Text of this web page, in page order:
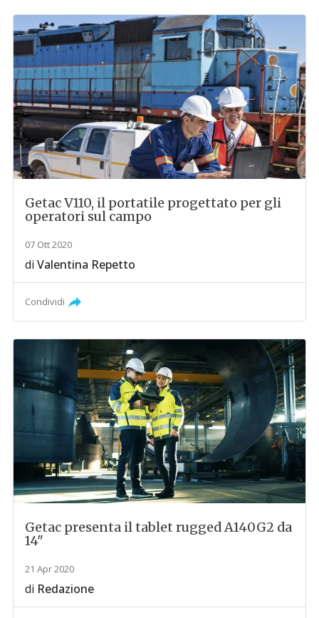
Getac V110, il portatile progettato per gli
operatori sul campo
07 Ott 2020
diValentina Repetto
Condividi
Getac presenta il tablet rugged A140G2 da
14"
21 Apr 2020
di Redazione